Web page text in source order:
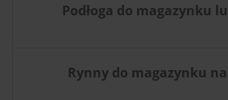
Podłoga do magazynku
Rynny do magazynku